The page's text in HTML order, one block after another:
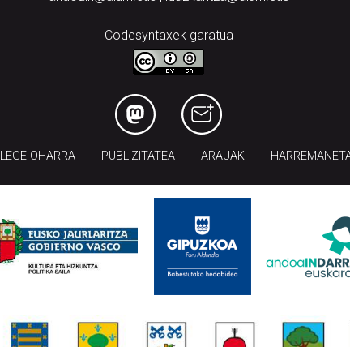
Codesyntaxek garatua
LEGE OHARRA PUBLIZITATEA ARAUAK